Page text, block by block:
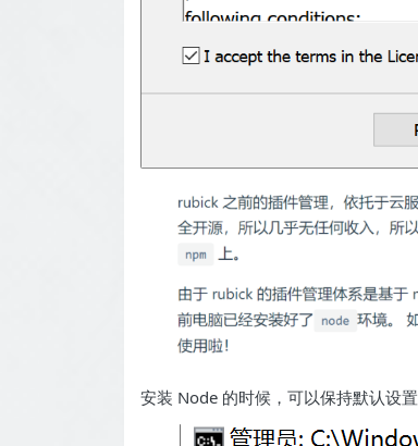
安装 Node 的时候，可以保持默认设